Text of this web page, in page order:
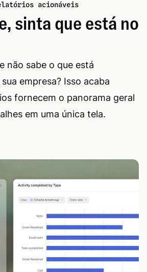
acionáveis
sinta que está no
não sabe o que está
empresa? Isso acaba
fornecem o panorama geral
em uma única tela.